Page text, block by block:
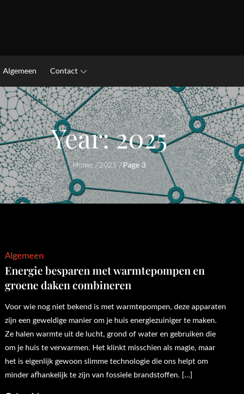
Algemeen Contact
Year:2025
Home 2025 Page 3
Algemeen
Energie besparen met warmtepompen en
groene daken combineren
Voor wie nog niet bekend is met warmtepompen, deze apparaten
zijn een geweldige manier om je huis energiezuiniger te maken.
Ze halen warmte uit de lucht, grond of water en gebruiken die
om je huis te verwarmen. Het klinkt misschien als magie, maar
het is eigenlijk gewoon slimme technologie die ons helpt om
minder afhankelijk te zijn van fossiele brandstoffen. […]